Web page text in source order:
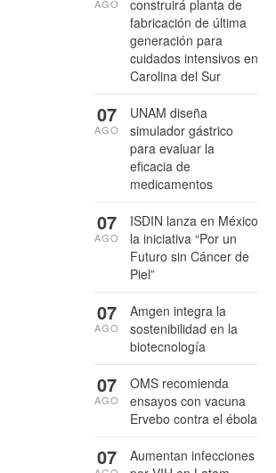
construirá planta de
fabricación de última
generación para
cuidados intensivos en
Carolina del Sur
AGO
UNAM diseña
simulador gástrico
para evaluar la
eficacia de
medicamentos
07
AGO
ISDIN lanza en México
la iniciativa “Por un
Futuro sin Cáncer de
Piel”
07
AGO
Amgen integra la
sostenibilidad en la
biotecnología
07
AGO
OMS recomienda
ensayos con vacuna
Ervebo contra el ébola
07
AGO
Aumentan infecciones
07